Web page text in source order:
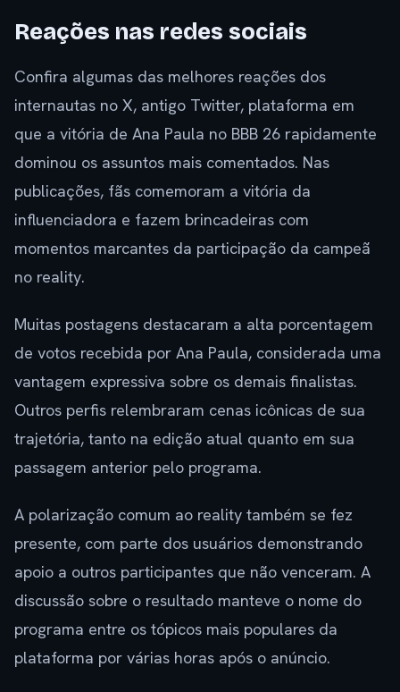
Reações nas redes sociais
Confira algumas das melhores reações dos
internautas no X, antigo Twitter, plataforma em
que a vitória de Ana Paula no BBB 26 rapidamente
dominou os assuntos mais comentados. Nas
publicações, fãs comemoram a vitória da
influenciadora e fazem brincadeiras com
momentos marcantes da participação da campeã
no reality.
Muitas postagens destacaram a alta porcentagem
de votos recebida por Ana Paula, considerada uma
vantagem expressiva sobre os demais finalistas.
Outros perfis relembraram cenas icônicas de sua
trajetória, tanto na edição atual quanto em sua
passagem anterior pelo programa.
A polarização comum ao reality também se fez
presente, com parte dos usuários demonstrando
apoio a outros participantes que não venceram. A
discussão sobre o resultado manteve o nome do
programa entre os tópicos mais populares da
plataforma por várias horas após o anúncio.